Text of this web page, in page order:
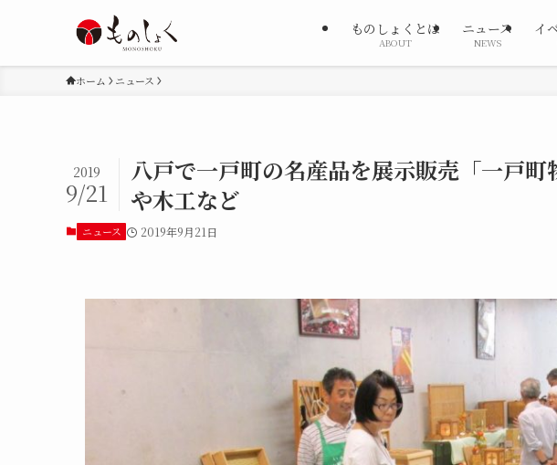
ものしょくとは
ABOUT
ニュース
NEWS
イ
ホーム ニュース
八戸で一戸町の名産品を展示販売「一戸
や木工など
2019
9/21
ニュース 2019年9月21日